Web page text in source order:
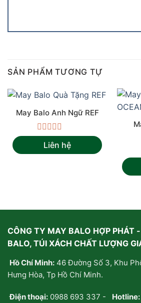
SẢN PHẨM TƯƠNG TỰ
May Balo Anh Ngữ REF
Được
xếp
hạng
Liên hệ
CÔNG TY MAY BALO HỢP PHÁT
BALO, TÚI XÁCH CHẤT LƯỢNG
Hồ Chí Minh: 46 Đường Số 3, Khu
Hưng Hòa, Tp Hồ Chí Minh.
Điện thoại: 0988 693 337 - Hotline: